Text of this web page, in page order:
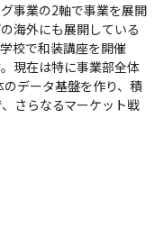
事業の2軸で事業を展開
海外にも展開している
校で和装講座を開催
現在は特に事業部全体
データ基盤を作り、積
さらなるマーケット戦